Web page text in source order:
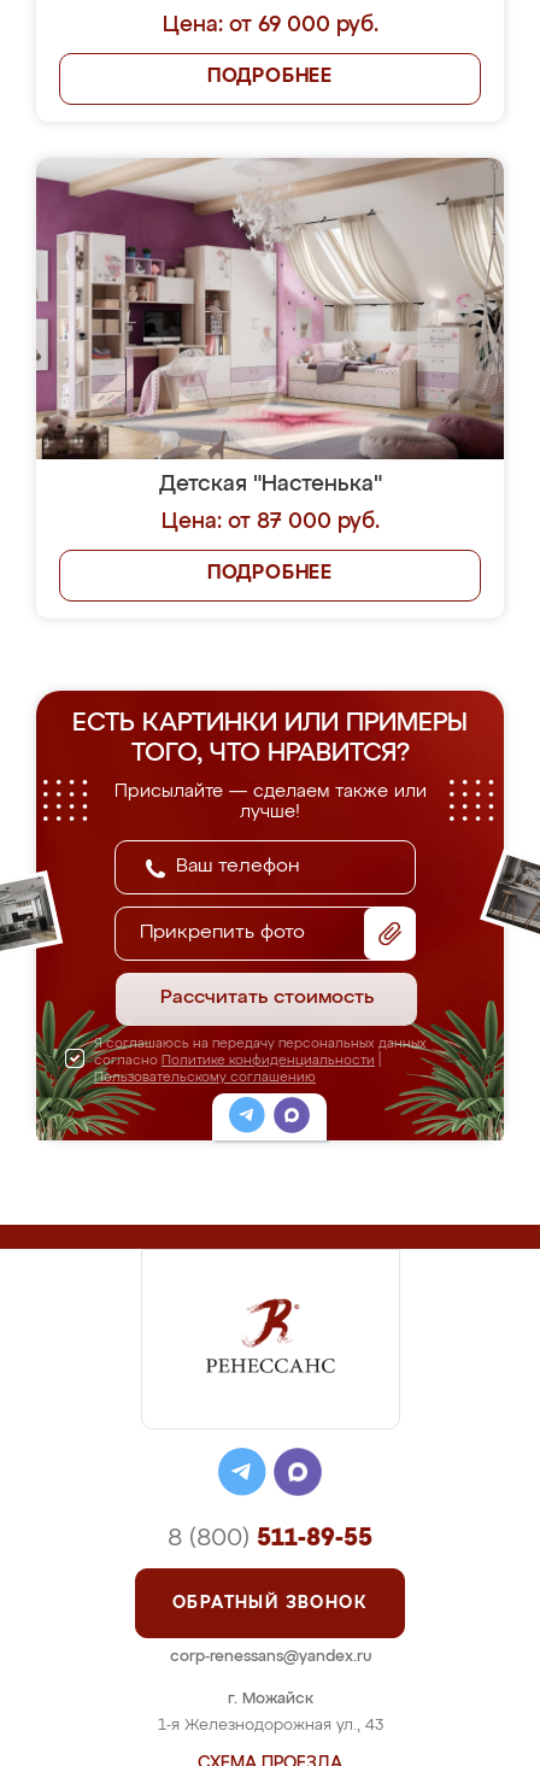
Цена: от 69 000 руб.
ПОДРОБНЕЕ
Детская "Настенька"
Цена: от 87 000 руб.
ПОДРОБНЕЕ
ЕСТЬ КАРТИНКИ ИЛИ ПРИМЕРЫ
ТОГО, ЧТО НРАВИТСЯ?
Присылайте — сделаем также или
лучше!
Прикрепить фото
Рассчитать стоимость
Я соглашаюсь на передачу персональных данных
согласно Политике конфиденциальности
Пользовательскому соглашению
г. Можайск
1-я Железнодорожная ул., 43
8 (800) 511-89-55
ОБРАТНЫЙ ЗВОНОК
corp-renessans@yandex.ru